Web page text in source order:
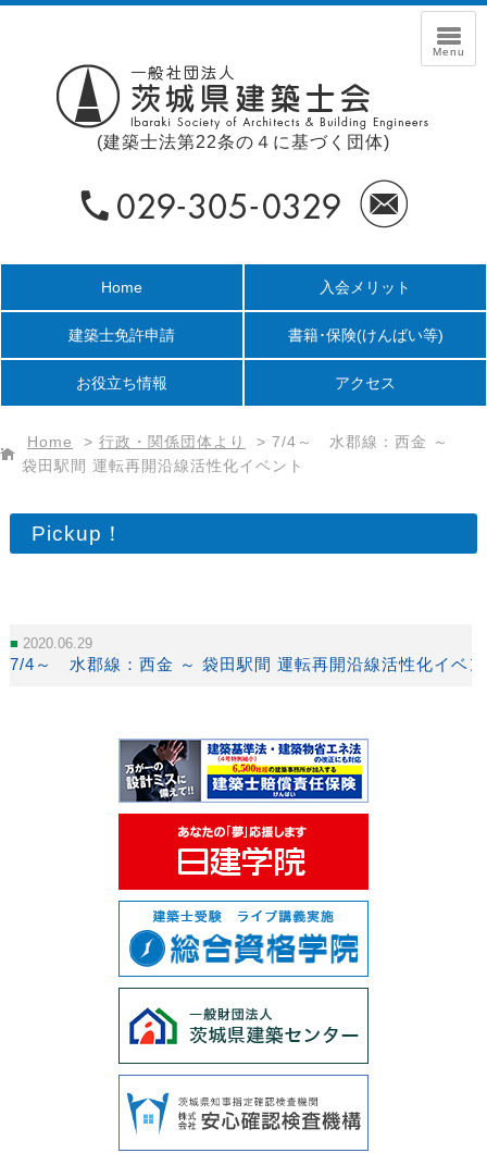
(建築士法第22条の４に基づく団体)
Home 入会メリット
建築士免許申請 書籍･保険(けんばい等)
お役立ち情報 アクセス
Home > 行政・関係団体より > 7/4～ 水郡線：西金 ～
袋田駅間 運転再開沿線活性化イベント
Pickup！
2020.06.29
7/4～ 水郡線：西金 ～ 袋田駅間 運転再開沿線活性化イベ